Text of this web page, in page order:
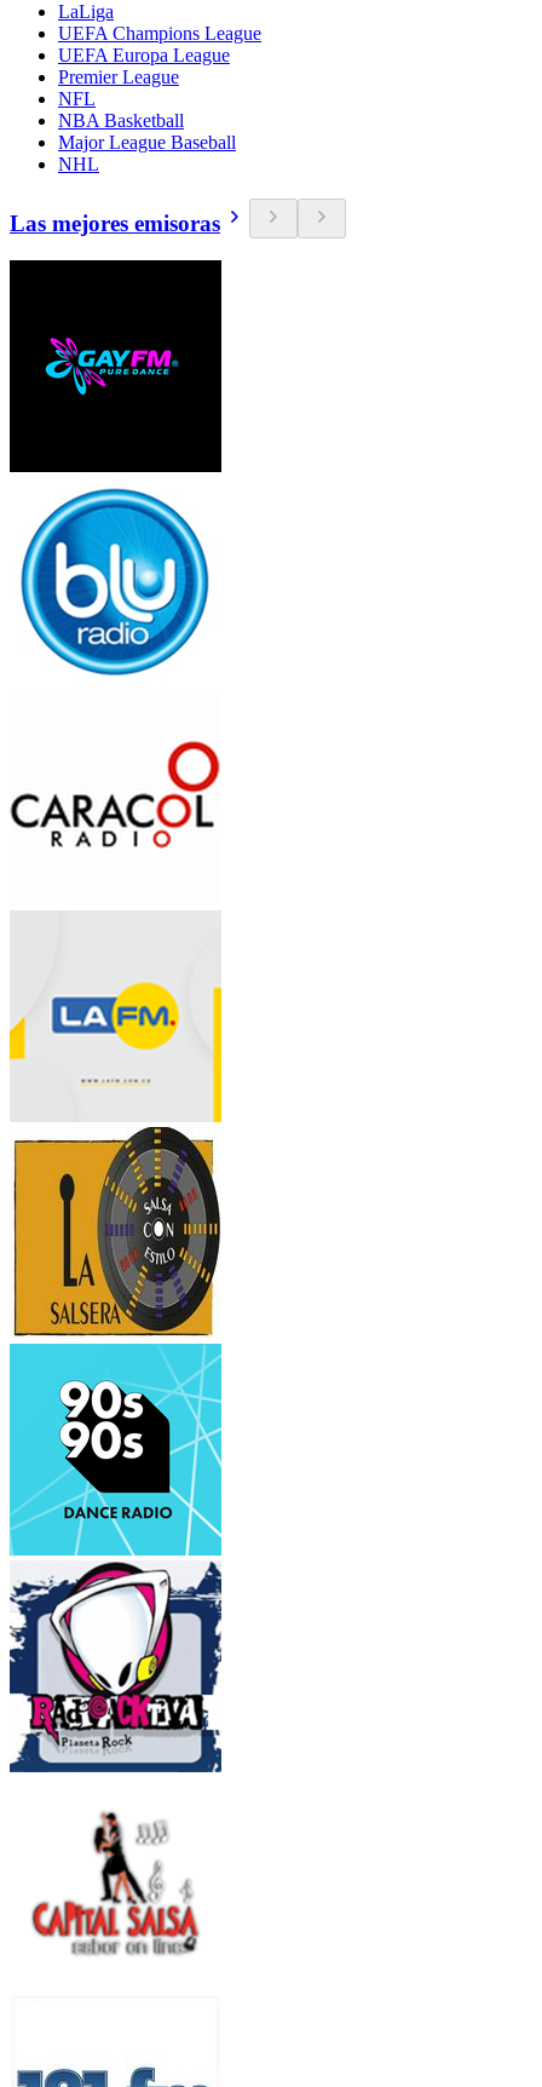
LaLiga
UEFA Champions League
UEFA Europa League
Premier League
NFL
NBA Basketball
Major League Baseball
NHL
Las mejores emisoras